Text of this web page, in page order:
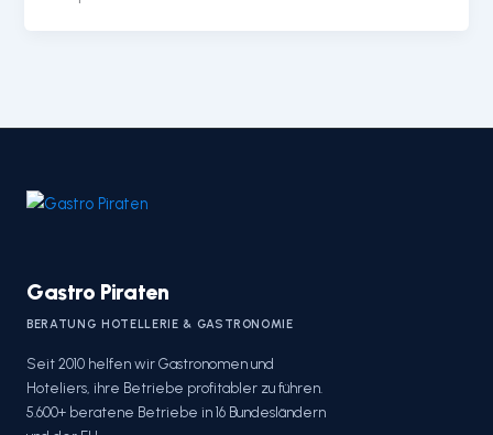
Gastro Piraten
BERATUNG HOTELLERIE & GASTRONOMIE
Seit 2010 helfen wir Gastronomen und
Hoteliers, ihre Betriebe profitabler zu führen.
5.600+ beratene Betriebe in 16 Bundesländern